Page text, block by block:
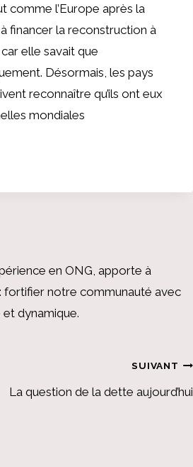
comme l’Europe après la
financer la reconstruction à
elle savait que
Désormais, les pays
reconnaître qu’ils ont eux
mondiales
en ONG, apporte à
fortifier notre communauté avec
dynamique.
SUIVANT
La question de la dette aujourd’hui